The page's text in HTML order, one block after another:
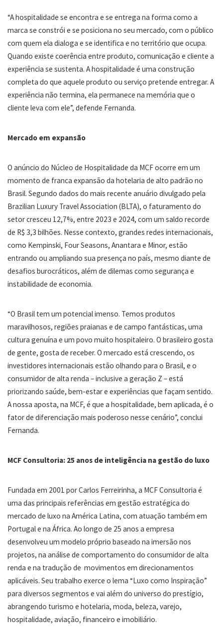
“A hospitalidade se encontra e se entrega na forma como a
marca se constrói e se posiciona no seu mercado, com o público
com quem ela dialoga e se identifica e no território que ocupa.
Quando existe coerência entre produto, comunicação e cliente a
experiência se sustenta. A hospitalidade é uma construção
completa do que aquele produto ou serviço pretende entregar. A
experiência não termina, ela permanece na memória que o
cliente leva com ele”, defende Fernanda.
Mercado em expansão
O anúncio do Núcleo de Hospitalidade da MCF ocorre em um
momento de franca expansão da hotelaria de alto padrão no
Brasil. Segundo dados do mais recente anuário divulgado pela
Brazilian Luxury Travel Association (BLTA), o faturamento do
setor cresceu 12,7%, entre 2023 e 2024, com um saldo recorde
de R$ 3,3 bilhões. Nesse contexto, grandes redes internacionais,
como Kempinski, Four Seasons, Anantara e Minor, estão
entrando ou ampliando sua presença no país, mesmo diante de
desafios burocráticos, além de dilemas como segurança e
instabilidade de economia.
“O Brasil tem um potencial imenso. Temos produtos
maravilhosos, regiões praianas e de campo fantásticas, uma
cultura genuína e um povo muito hospitaleiro. O brasileiro gosta
de gente, gosta de receber. O mercado está crescendo, os
investidores internacionais estão olhando para o Brasil, e o
consumidor de alta renda – inclusive a geração Z – está
priorizando saúde, bem-estar e experiências que façam sentido.
A nossa aposta, na MCF, é que a hospitalidade, bem aplicada, é o
fator de diferenciação mais poderoso nesse cenário”, conclui
Fernanda.
MCF Consultoria: 25 anos de inteligência na gestão do luxo
Fundada em 2001 por Carlos Ferreirinha, a MCF Consultoria é
uma das principais referências em gestão estratégica do
mercado de luxo na América Latina, com atuação também em
Portugal e na África. Ao longo de 25 anos a empresa
desenvolveu um modelo próprio baseado na imersão nos
projetos, na análise de comportamento do consumidor de alta
renda e na tradução de movimentos em direcionamentos
aplicáveis. Seu trabalho exerce o lema “Luxo como Inspiração”
para diversos segmentos e vai além do universo do prestígio,
abrangendo turismo e hotelaria, moda, beleza, varejo,
hospitalidade, aviação, financeiro e imobiliário.